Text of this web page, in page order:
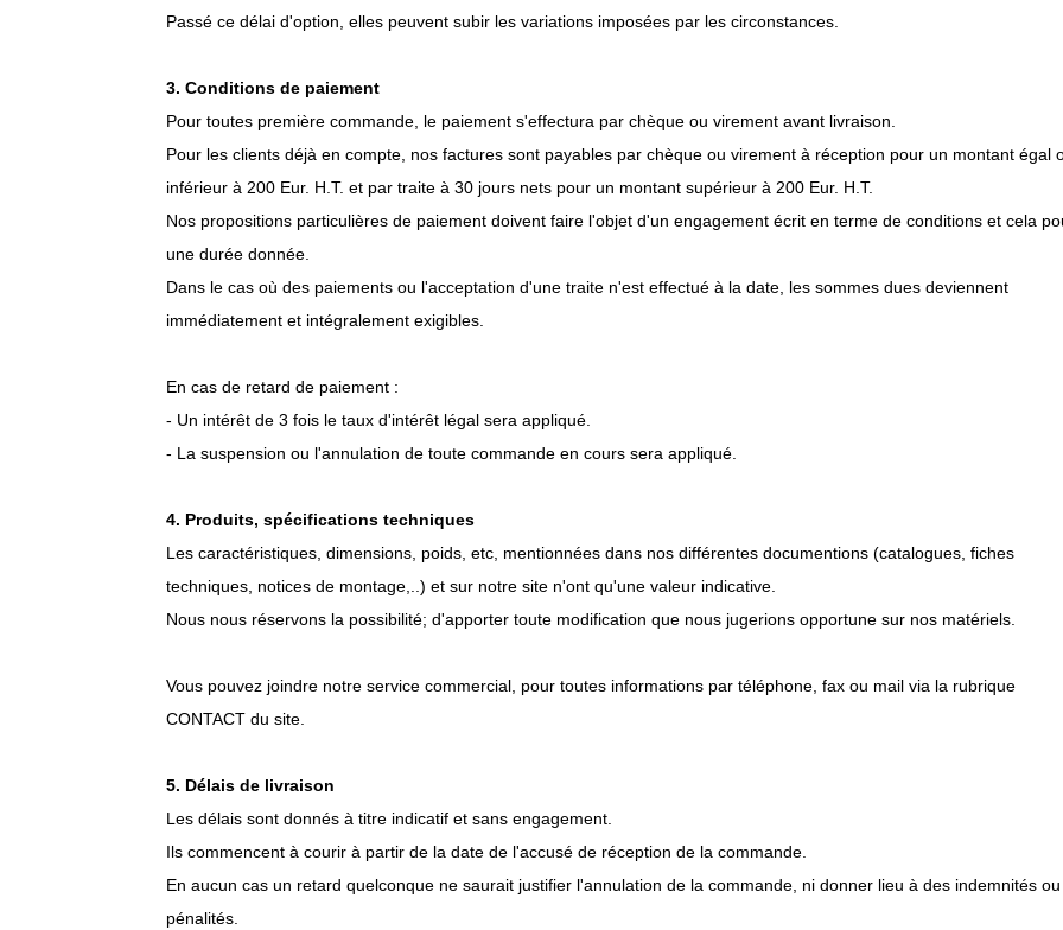
Passé ce délai d'option, elles peuvent subir les variations imposées par les circonstances.
3. Conditions de paiement
Pour toutes première commande, le paiement s'effectura par chèque ou virement avant livraison.
Pour les clients déjà en compte, nos factures sont payables par chèque ou virement à réception pour un montant égal
inférieur à 200 Eur. H.T. et par traite à 30 jours nets pour un montant supérieur à 200 Eur. H.T.
Nos propositions particulières de paiement doivent faire l'objet d'un engagement écrit en terme de conditions et cela
une durée donnée.
Dans le cas où des paiements ou l'acceptation d'une traite n'est effectué à la date, les sommes dues deviennent
immédiatement et intégralement exigibles.
En cas de retard de paiement :
- Un intérêt de 3 fois le taux d'intérêt légal sera appliqué.
- La suspension ou l'annulation de toute commande en cours sera appliqué.
4. Produits, spécifications techniques
Les caractéristiques, dimensions, poids, etc, mentionnées dans nos différentes documentions (catalogues, fiches
techniques, notices de montage,..) et sur notre site n'ont qu'une valeur indicative.
Nous nous réservons la possibilité; d'apporter toute modification que nous jugerions opportune sur nos matériels.
Vous pouvez joindre notre service commercial, pour toutes informations par téléphone, fax ou mail via la rubrique
CONTACT du site.
5. Délais de livraison
Les délais sont donnés à titre indicatif et sans engagement.
Ils commencent à courir à partir de la date de l'accusé de réception de la commande.
En aucun cas un retard quelconque ne saurait justifier l'annulation de la commande, ni donner lieu à des indemnités ou
pénalités.